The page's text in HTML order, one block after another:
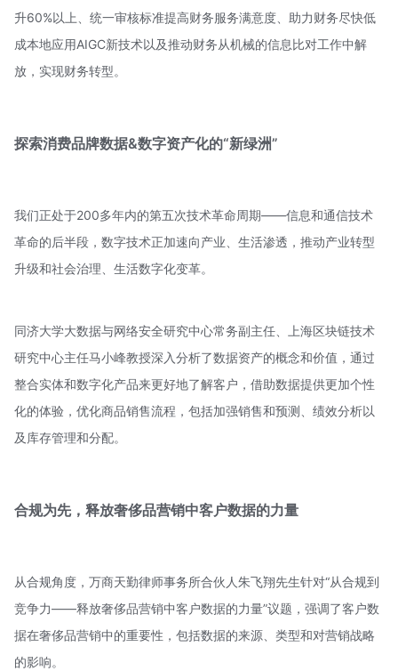
升60%以上、统一审核标准提高财务服务满意度、助力财务尽快低
成本地应用AIGC新技术以及推动财务从机械的信息比对工作中解
放，实现财务转型。
探索消费品牌数据&数字资产化的“新绿洲”
我们正处于200多年内的第五次技术革命周期——信息和通信技术
革命的后半段，数字技术正加速向产业、生活渗透，推动产业转型
升级和社会治理、生活数字化变革。
同济大学大数据与网络安全研究中心常务副主任、上海区块链技术
研究中心主任马小峰教授深入分析了数据资产的概念和价值，通过
整合实体和数字化产品来更好地了解客户，借助数据提供更加个性
化的体验，优化商品销售流程，包括加强销售和预测、绩效分析以
及库存管理和分配。
合规为先，释放奢侈品营销中客户数据的力量
从合规角度，万商天勤律师事务所合伙人朱飞翔先生针对“从合规到
竞争力——释放奢侈品营销中客户数据的力量”议题，强调了客户数
据在奢侈品营销中的重要性，包括数据的来源、类型和对营销战略
的影响。